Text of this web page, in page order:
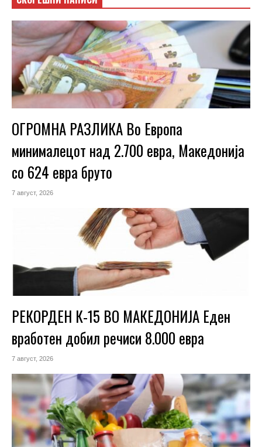
ОГРОМНА РАЗЛИКА Во Европа
минималецот над 2.700 евра, Македонија
со 624 евра бруто
7 август, 2026
РЕКОРДЕН К-15 ВО МАКЕДОНИЈА Еден
вработен добил речиси 8.000 евра
7 август, 2026